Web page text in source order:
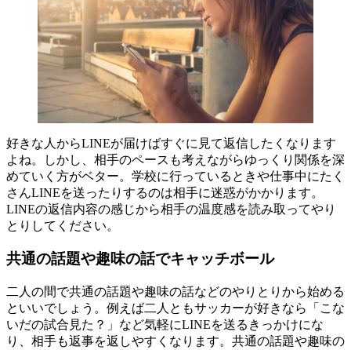
好きな人からLINEが届けばすぐに見て返信したくなります
よね。しかし、相手のペースも考えながらゆっくり関係を深
めていく方がベター。学校に行っているときや仕事中にたく
さんLINEを送ったりするのは相手に迷惑がかかります。
LINEの返信内容の感じから相手の温度感を読み取ってやり
とりしてください。
共通の話題や趣味の話でキャッチボール
二人の間で共通の話題や趣味の話などのやりとりから始める
といいでしょう。例えば二人ともサッカーが好きなら「こな
いだの試合見た？」など気軽にLINEを送るきっかけにな
り、相手も返事を返しやすくなります。共通の話題や趣味の